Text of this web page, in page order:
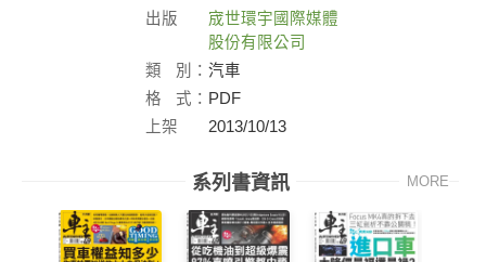
出版
宬世環宇國際媒體
股份有限公司
類
別： 汽車
格
式： PDF
上架
2013/10/13
系列書資訊 MORE